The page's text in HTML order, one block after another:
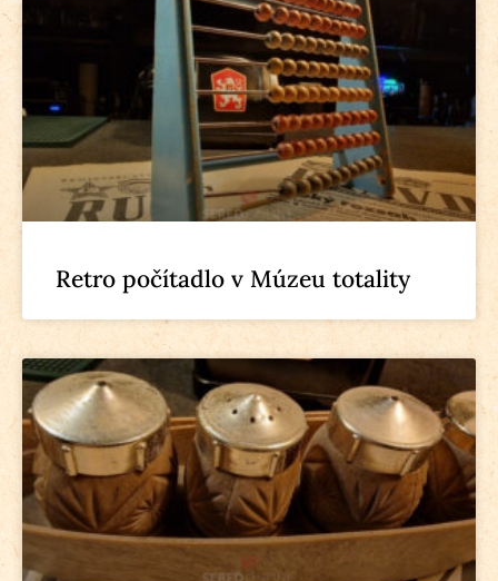
Retro počítadlo v Múzeu totality